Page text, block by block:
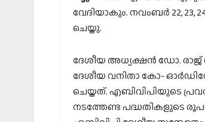
വേദിയാകും. നവംബര്‍ 22, 23,
ചെയ്തു.
ദേശീയ അധ്യക്ഷന്‍ ഡോ. രാജ്
ദേശീയ വനിതാ കോ-
ചെയ്തത്. എബിവിപിയുടെ
നടത്തേണ്ട പദ്ധതികളുടെ